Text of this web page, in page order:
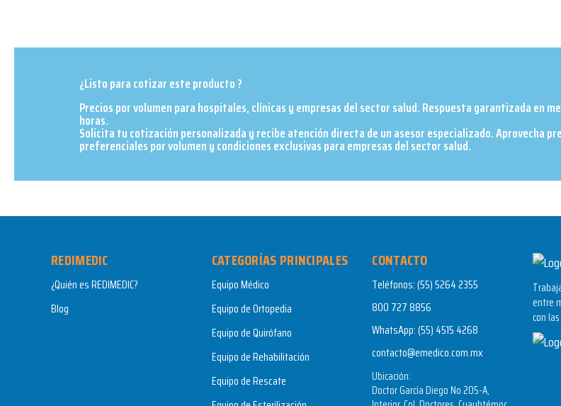
¿Listo para cotizar este producto ?
Precios por volumen para hospitales, clínicas y empresas del sector salud. Respuesta garantizada en
horas.
Solicita tu cotización personalizada y recibe atención directa de un asesor especializado. Aprovecha
preferenciales por volumen y condiciones exclusivas para empresas del sector salud.​
REDIMEDIC
¿Quién es REDIMEDIC?
Blog
CATEGORÍAS PRINCIPALES
Equipo Médico
Equipo de Ortopedia
Equipo de Quirófano
Equipo de Rehabilitación
Equipo de Rescate
CONTACTO
Teléfonos:(55) 5264 2355
800 727 8856
WhatsApp:(55) 4515 4268
contacto@emedico.com.mx
Ubicación:
Doctor García Diego No 205-A,
entre
con